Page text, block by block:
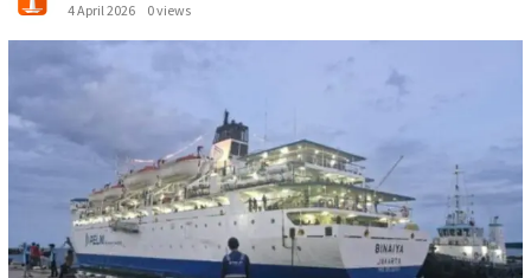
4 April 2026
0 views